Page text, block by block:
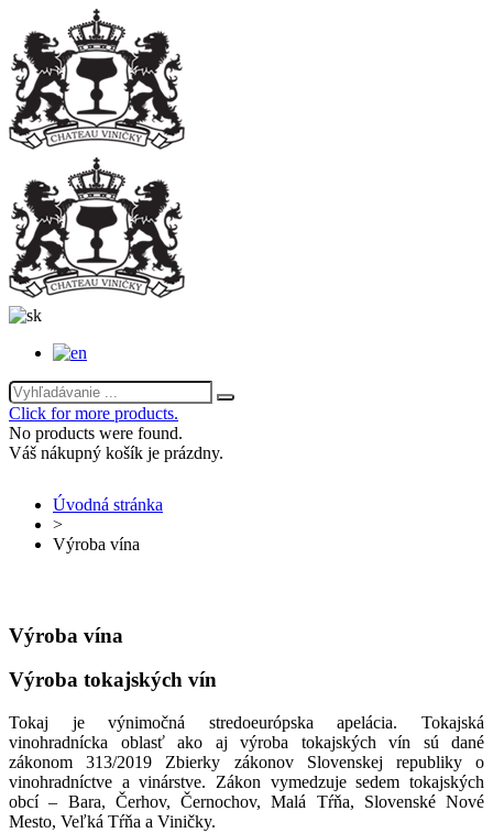
Click for more products.
No products were found.
Váš nákupný košík je prázdny.
Úvodná stránka
>
Výroba vína
Výroba vína
Výroba tokajských vín
Tokaj je výnimočná stredoeurópska apelácia. Tokajská
vinohradnícka oblasť ako aj výroba tokajských vín sú dané
zákonom 313/2019 Zbierky zákonov Slovenskej republiky o
vinohradníctve a vinárstve. Zákon vymedzuje sedem tokajských
obcí – Bara, Čerhov, Černochov, Malá Tŕňa, Slovenské Nové
Mesto, Veľká Tŕňa a Viničky.